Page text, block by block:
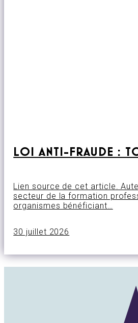
LOI ANTI-FRAUDE :
Lien source de cet article.
secteur de la formation
organismes bénéficiant…
30 juillet 2026